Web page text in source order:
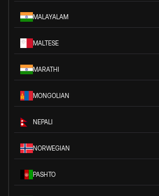
MALAYALAM
MALTESE
MARATHI
MONGOLIAN
NEPALI
NORWEGIAN
PASHTO